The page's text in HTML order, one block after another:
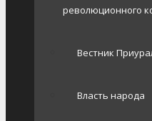
революционного
Вестник
Власть народа